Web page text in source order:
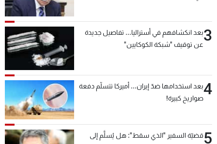
3بعد انكشافهم في أستراليا... تفاصيل جديدة
عن توقيف "شبكة الكوكايين"
4بعد استخدامها ضدّ إيران... أميركا تتسلّم دفعة
صواريخ كبيرة!
5قضيّة السفير "الذي سقط": هل يُسلَّم إلى